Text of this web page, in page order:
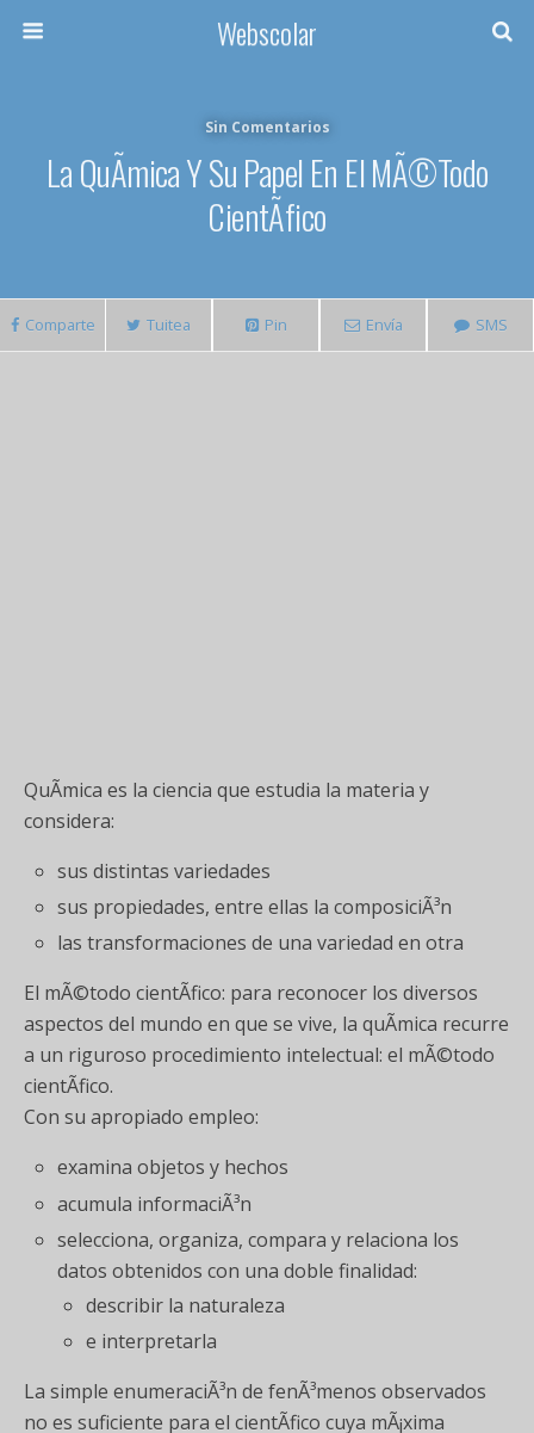
Webscolar
Sin Comentarios
La QuÃ­mica Y Su Papel En El MÃ©todo
CientÃ­fico
Comparte Tuitea Pin Envía SMS
QuÃ­mica es la ciencia que estudia la materia y
considera:
sus distintas variedades
sus propiedades, entre ellas la composiciÃ³n
las transformaciones de una variedad en otra
El mÃ©todo cientÃ­fico: para reconocer los diversos
aspectos del mundo en que se vive, la quÃ­mica recurre
a un riguroso procedimiento intelectual: el mÃ©todo
cientÃ­fico.
Con su apropiado empleo:
examina objetos y hechos
acumula informaciÃ³n
selecciona, organiza, compara y relaciona los
datos obtenidos con una doble finalidad:
describir la naturaleza
e interpretarla
La simple enumeraciÃ³n de fenÃ³menos observados
no es suficiente para el cientÃ­fico cuya mÃ¡xima